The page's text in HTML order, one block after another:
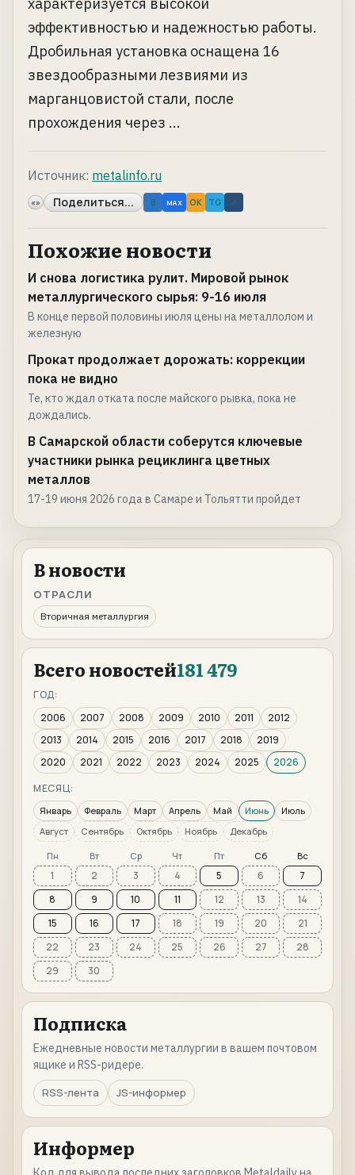
характеризуется высокой
эффективностью и надежностью работы.
Дробильная установка оснащена 16
звездообразными лезвиями из
марганцовистой стали, после
прохождения через ...
Источник: metalinfo.ru
«» Поделиться... B MAX OK TG ↗
Похожие новости
И снова логистика рулит. Мировой рынок
металлургического сырья: 9-16 июля
В конце первой половины июля цены на металлолом и
железную
Прокат продолжает дорожать: коррекции
пока не видно
Те, кто ждал отката после майского рывка, пока не
дождались.
В Самарской области соберутся ключевые
участники рынка рециклинга цветных
металлов
17-19 июня 2026 года в Самаре и Тольятти пройдет
В новости
ОТРАСЛИ
Вторичная металлургия
Всего новостей181 479
ГОД:
2006
2007 2008 2009 2010 2011
2012
2013
2014 2015 2016 2017 2018
2019
2020
2021 2022 2023 2024 2025
2026
МЕСЯЦ:
Январь Февраль Март Апрель Май Июнь
Июль
Август
Сентябрь Октябрь Ноябрь Декабрь
Пн Вт Ср Чт Пт Сб Вс
1 2 3 4 5 6
7
8
9 10 11 12 13
14
15
16 17 18 19 20
21
22
23 24 25 26 27
28
29
30
Подписка
Ежедневные новости металлургии в вашем почтовом
ящике и RSS-ридере.
RSS-лента
JS-информер
Информер